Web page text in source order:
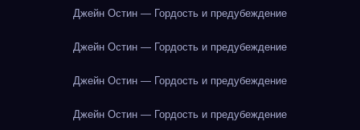
Джейн Остин — Гордость и предубеждение
Джейн Остин — Гордость и предубеждение
Джейн Остин — Гордость и предубеждение
Джейн Остин — Гордость и предубеждение